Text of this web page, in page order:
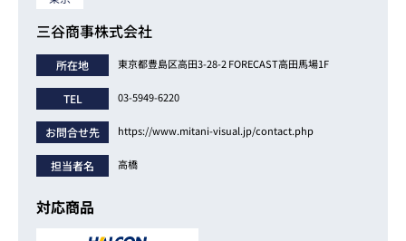
三谷商事株式会社
所在地 東京都豊島区高田3-28-2 FORECAST高田馬場1F
TEL 03-5949-6220
お問合せ先 https://www.mitani-visual.jp/contact.php
担当者名 高橋
対応商品